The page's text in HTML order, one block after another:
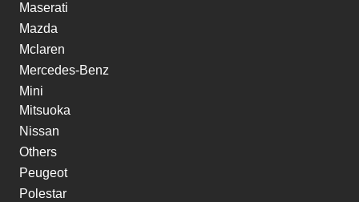
Maserati
Mazda
Mclaren
Mercedes-Benz
Mini
Mitsuoka
Nissan
Others
Peugeot
Polestar